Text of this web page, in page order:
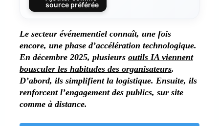
source préférée
Le secteur événementiel connaît, une fois
encore, une phase d’accélération technologique.
En décembre 2025, plusieurs outils IA viennent
bousculer les habitudes des organisateurs.
D’abord, ils simplifient la logistique. Ensuite, ils
renforcent l’engagement des publics, sur site
comme à distance.